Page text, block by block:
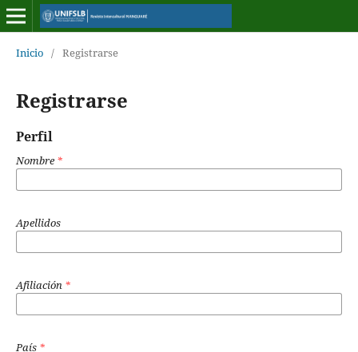
Inicio / Registrarse
Registrarse
Perfil
Nombre*
Apellidos
Afiliación *
País *